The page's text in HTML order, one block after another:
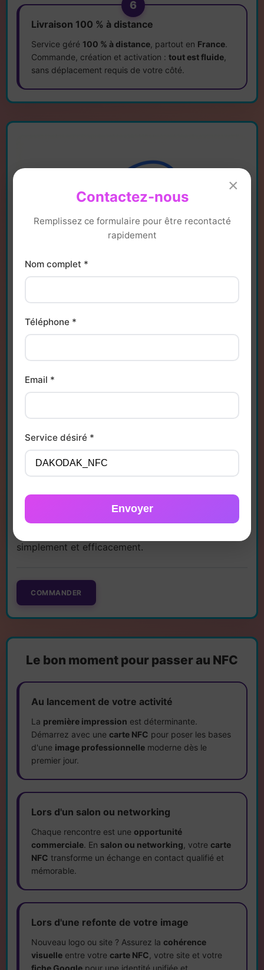
6
Livraison 100 % à distance
Service géré 100 % à distance , partout en France.
Commande, création et activation : tout est fluide
sans déplacement requis de votre côté.
Où intervient DAKODAK ?
DAKODAKaccompagne les professionnels partout
enFrancedepuis son ancragenantais. La cible
prioritaire couvreNantes
à distance sur tout le territoire. Commande en
ligne, création, livraison et activation de votre
simplement et efficacement.
COMMANDER
Le bon moment pour passer au NFC
Au lancement de votre activité
La première impression est déterminante.
Démarrez avec une carte NFC pour poser les bases
d'une image professionnelle moderne dès le
premier jour.
Lors d'un salon ou networking
Chaque rencontre est une opportunité
commerciale. En salon ou networking , votre carte
NFC transforme un échange en contact qualifié et
mémorable.
Lors d'une refonte de votre image
Nouveau logo ou site ? Assurez la cohérence
visuelle entre votre carte NFC , votre site et votre
fiche Google pour une identité unifiée et
×
Contactez-nous
Remplissez ce formulaire pour être recontacté
rapidement
Nom complet *
Téléphone *
Email *
Service désiré *
Envoyer